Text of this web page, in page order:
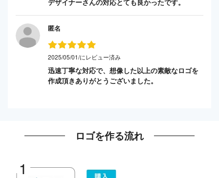
匿名
2025/05/01/にレビュー済み
迅速丁寧な対応で、想像した以上の素敵なロゴを
作成頂きありがとうございました。
ロゴを作る流れ